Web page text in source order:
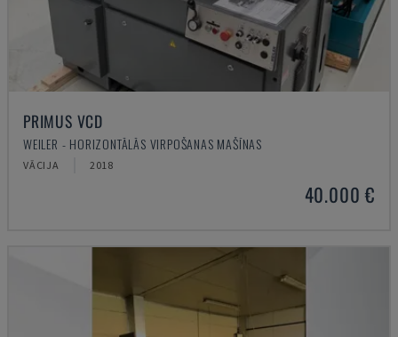
PRIMUS VCD
WEILER - HORIZONTĀLĀS VIRPOŠANAS MAŠĪNAS
VĀCIJA 2018
40.000 €